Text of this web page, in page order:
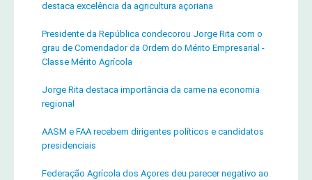
destaca excelência da agricultura açoriana
Presidente da República condecorou Jorge Rita com o
grau de Comendador da Ordem do Mérito Empresarial -
Classe Mérito Agrícola
Jorge Rita destaca importância da carne na economia
regional
AASM e FAA recebem dirigentes políticos e candidatos
presidenciais
Federação Agrícola dos Açores deu parecer negativo ao